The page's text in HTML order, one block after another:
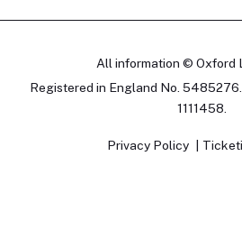
All information © Oxford
Registered in England No.
1111458.
Privacy Policy